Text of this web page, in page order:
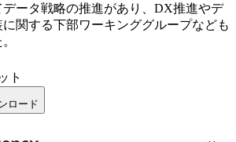
ータ戦略の推進があり、DX推進やデ
関する下部ワーキンググループなども
ト
ロード